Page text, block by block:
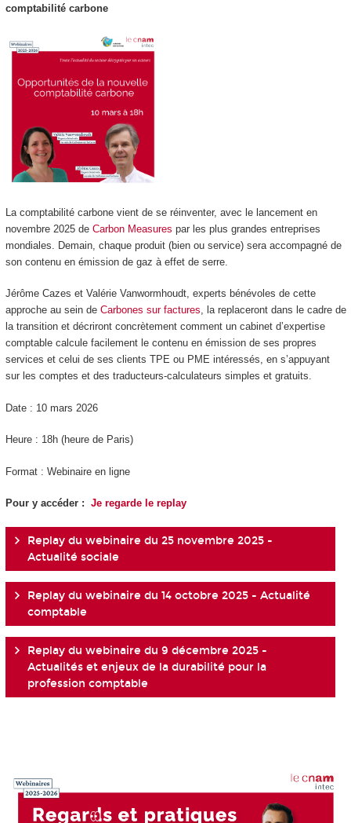
comptabilité carbone
La comptabilité carbone vient de se réinventer, avec le lancement en
novembre 2025 de Carbon Measures par les plus grandes entreprises
mondiales. Demain, chaque produit (bien ou service) sera accompagné de
son contenu en émission de gaz à effet de serre.
Jérôme Cazes et Valérie Vanwormhoudt, experts bénévoles de cette
approche au sein de Carbones sur factures, la replaceront dans le cadre de
la transition et décriront concrètement comment un cabinet d’expertise
comptable calcule facilement le contenu en émission de ses propres
services et celui de ses clients TPE ou PME intéressés, en s’appuyant
sur les comptes et des traducteurs-calculateurs simples et gratuits.
Date : 10 mars 2026
Heure : 18h (heure de Paris)
Format : Webinaire en ligne
Pour y accéder : Je regarde le replay
Replay du webinaire du 25 novembre 2025 -
Actualité sociale
Replay du webinaire du 14 octobre 2025 - Actualité
comptable
Replay du webinaire du 9 décembre 2025 -
Actualités et enjeux de la durabilité pour la
profession comptable